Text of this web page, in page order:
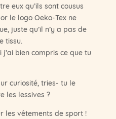
eux qu’ils sont cousus
le logo Oeko-Tex ne
juste qu’il n’y a pas de
tissu.
bien compris ce que tu
curiosité, tries- tu le
les lessives ?
les vêtements de sport !